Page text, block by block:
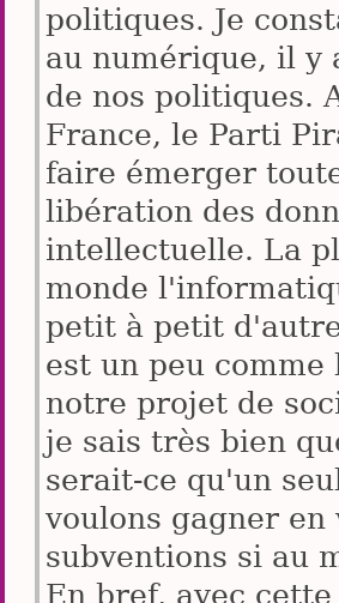
politiques. Je
au numérique, il y
de nos politiques.
France, le Parti
faire émerger
libération des
intellectuelle. La
monde
petit à petit
est un peu
notre projet de
je sais très bien
serait-ce qu'un
voulons gagner
subventions si au
En bref, avec